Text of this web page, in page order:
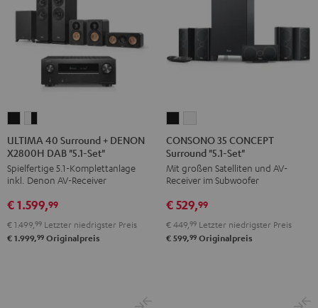
40
Surround
+
DENON
X2800H
DAB
"5.1-
40
Surround
+
DENON
X2800H
DAB
"5.1-
ULTIMA 40 Surround + DENON
X2800H DAB "5.1-Set"
Spielfertige 5.1-Komplettanlage
inkl. Denon AV-Receiver
€ 1.599,99
€ 1.499,99 Letzter niedrigster Preis
€ 1.999,99 Originalpreis
35
CONCEPT
Surround
"5.1-
Set"
Schwarz
35
CONCEPT
Surround
"5.1-
Set"
Weiß
CONSONO 35 CONCEPT
Surround "5.1-Set"
Mit großen Satelliten und AV-
Receiver im Subwoofer
€ 529,99
€ 449,99 Letzter niedrigster Preis
€ 599,99 Originalpreis